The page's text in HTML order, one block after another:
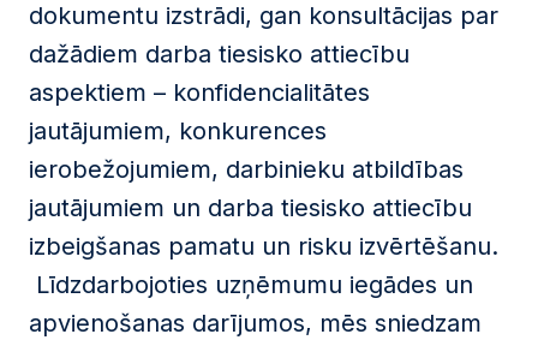
dokumentu izstrādi, gan konsultācijas par
dažādiem darba tiesisko attiecību
aspektiem – konfidencialitātes
jautājumiem, konkurences
ierobežojumiem, darbinieku atbildības
jautājumiem un darba tiesisko attiecību
izbeigšanas pamatu un risku izvērtēšanu.
Līdzdarbojoties uzņēmumu iegādes un
apvienošanas darījumos, mēs sniedzam